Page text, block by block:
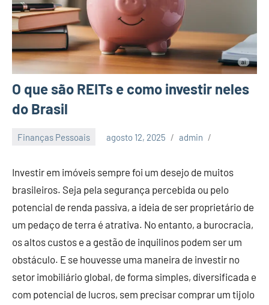
O que são REITs e como investir neles
do Brasil
Finanças Pessoais agosto 12, 2025 admin
Investir em imóveis sempre foi um desejo de muitos
brasileiros. Seja pela segurança percebida ou pelo
potencial de renda passiva, a ideia de ser proprietário de
um pedaço de terra é atrativa. No entanto, a burocracia,
os altos custos e a gestão de inquilinos podem ser um
obstáculo. E se houvesse uma maneira de investir no
setor imobiliário global, de forma simples, diversificada e
com potencial de lucros, sem precisar comprar um tijolo